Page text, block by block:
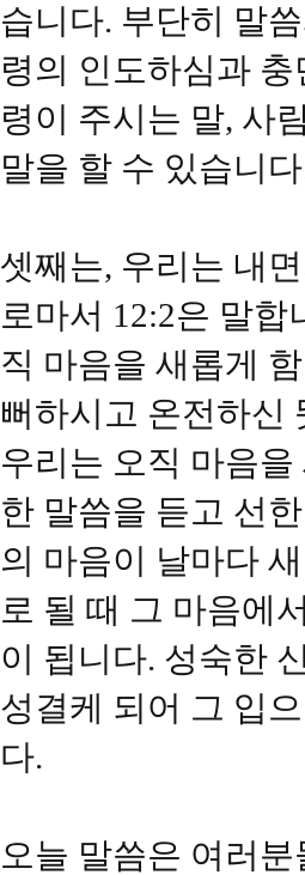
습니다. 부단히 말
령의 인도하심과
령이 주시는 말, 사
말을 할 수 있습니
셋째는, 우리는 내
로마서 12:2은 말
직 마음을 새롭게
뻐하시고 온전하신
우리는 오직 마음
한 말씀을 듣고 선
의 마음이 날마다
로 될 때 그 마음에
이 됩니다. 성숙한
성결케 되어 그 입
다.
오늘 말씀은 여러